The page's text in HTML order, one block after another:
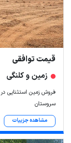
قیمت توافقی
زمین و کلنگی
فروش زمین استثنایی
سروستان
مشاهده جزییات